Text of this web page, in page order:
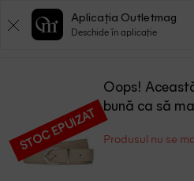
STOC EPUIZAT
Oops!
bună ca să
Produsul nu se
Aplicația Outletmag
Deschide în aplicație